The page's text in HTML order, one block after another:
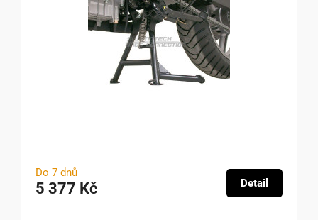
Do 7 dnů
5 377 Kč Detail